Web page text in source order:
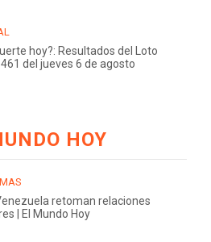
hoy?: Resultados del Loto
del jueves 6 de agosto
HOY
retoman relaciones
| El Mundo Hoy